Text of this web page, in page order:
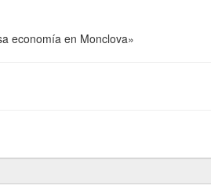
economía en Monclova»